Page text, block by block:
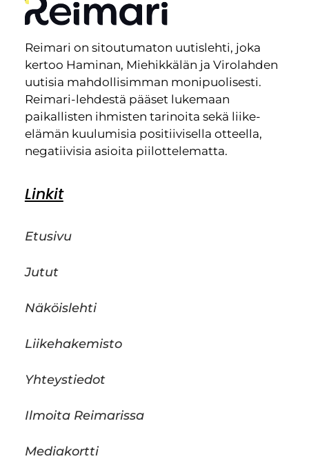
Reimari on sitoutumaton uutislehti, joka
kertoo Haminan, Miehikkälän ja Virolahden
uutisia mahdollisimman monipuolisesti.
Reimari-lehdestä pääset lukemaan
paikallisten ihmisten tarinoita sekä liike-
elämän kuulumisia positiivisella otteella,
negatiivisia asioita piilottelematta.
Linkit
Etusivu
Jutut
Näköislehti
Liikehakemisto
Yhteystiedot
Ilmoita Reimarissa
Mediakortti